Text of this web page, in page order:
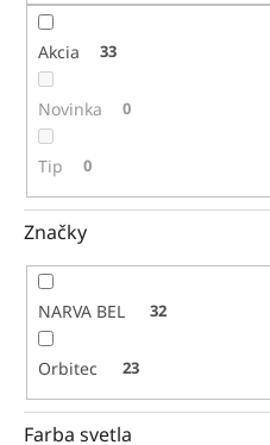
Akcia 33
Novinka 0
Tip 0
Značky
NARVA BEL 32
Orbitec 23
Farba svetla